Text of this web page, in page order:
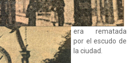
era rematada
por el escudo de
la ciudad.